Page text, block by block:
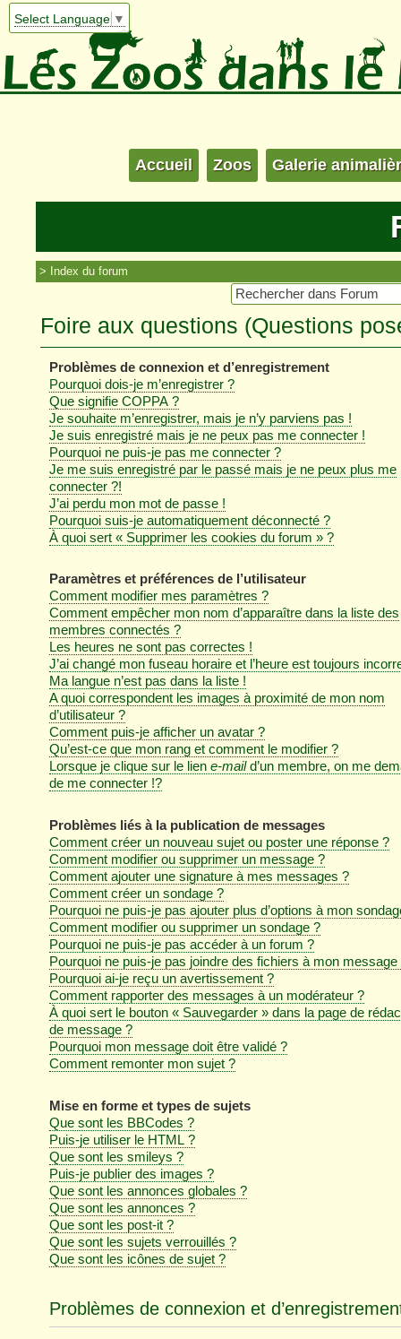
Select Language ▼
Accueil Zoos Galerie
Index du forum
Foire aux questions (Questions
Problèmes de connexion et d’enregistrement
Pourquoi dois-je m’enregistrer ?
Que signifie COPPA ?
Je souhaite m’enregistrer, mais je n’y parviens pas !
Je suis enregistré mais je ne peux pas me connecter !
Pourquoi ne puis-je pas me connecter ?
Je me suis enregistré par le passé mais je ne peux plus me
connecter ?!
J’ai perdu mon mot de passe !
Pourquoi suis-je automatiquement déconnecté ?
À quoi sert « Supprimer les cookies du forum » ?
Paramètres et préférences de l’utilisateur
Comment modifier mes paramètres ?
Comment empêcher mon nom d’apparaître dans la liste des
membres connectés ?
Les heures ne sont pas correctes !
J’ai changé mon fuseau horaire et l’heure est toujours
Ma langue n’est pas dans la liste !
A quoi correspondent les images à proximité de mon nom
d’utilisateur ?
Comment puis-je afficher un avatar ?
Qu’est-ce que mon rang et comment le modifier ?
Lorsque je clique sur le lien e-maild’un membre, on me
de me connecter !?
Problèmes liés à la publication de messages
Comment créer un nouveau sujet ou poster une réponse ?
Comment modifier ou supprimer un message ?
Comment ajouter une signature à mes messages ?
Comment créer un sondage ?
Pourquoi ne puis-je pas ajouter plus d’options à mon
Comment modifier ou supprimer un sondage ?
Pourquoi ne puis-je pas accéder à un forum ?
Pourquoi ne puis-je pas joindre des fichiers à mon message
Pourquoi ai-je reçu un avertissement ?
Comment rapporter des messages à un modérateur ?
À quoi sert le bouton « Sauvegarder » dans la page de
de message ?
Pourquoi mon message doit être validé ?
Comment remonter mon sujet ?
Mise en forme et types de sujets
Que sont les BBCodes ?
Puis-je utiliser le HTML ?
Que sont les smileys ?
Puis-je publier des images ?
Que sont les annonces globales ?
Que sont les annonces ?
Que sont les post-it ?
Que sont les sujets verrouillés ?
Que sont les icônes de sujet ?
Problèmes de connexion et